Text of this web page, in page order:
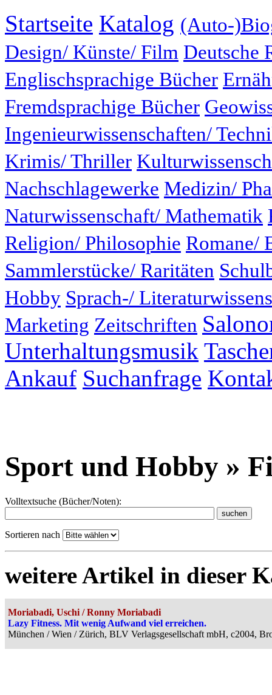
Startseite Katalog (Auto-
Design/ Künste/ Film Deutsche
Englischsprachige Bücher
Fremdsprachige Bücher
Ingenieurwissenschaften/
Krimis/ Thriller
Nachschlagewerke Medizin/
Naturwissenschaft/ Mathematik
Religion/ Philosophie Romane/
Sammlerstücke/ Raritäten
Hobby Sprach-/
Marketing Zeitschriften
Unterhaltungsmusik
Ankauf Suchanfrage
Sport und Hobby »
Volltextsuche (Bücher/Noten):
Sortieren nach
weitere Artikel in dieser
Moriabadi, Uschi / Ronny Moriabadi
Lazy Fitness. Mit wenig Aufwand viel erreichen.
München / Wien / Zürich, BLV Verlagsgesellschaft mbH, c2004,